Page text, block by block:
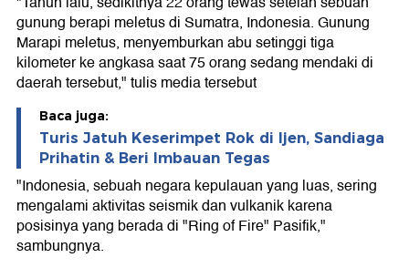
gunung berapi meletus di Sumatra, Indonesia. Gunung
Marapi meletus, menyemburkan abu setinggi tiga
kilometer ke angkasa saat 75 orang sedang mendaki di
daerah tersebut," tulis media tersebut
Baca juga:
Turis Jatuh Keserimpet Rok di Ijen, Sandiaga
Prihatin & Beri Imbauan Tegas
"Indonesia, sebuah negara kepulauan yang luas, sering
mengalami aktivitas seismik dan vulkanik karena
posisinya yang berada di "Ring of Fire" Pasifik,"
sambungnya.